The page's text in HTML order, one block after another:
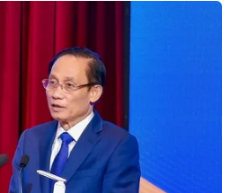
hào hứng với
nghiệp